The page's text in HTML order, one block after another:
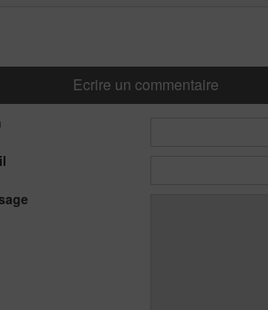
Ecrire un commentaire